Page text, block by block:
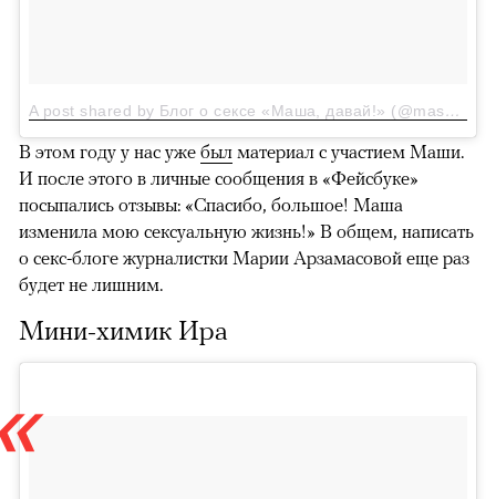
A post shared by Блог о сексе «Маша, давай!» (@masha_davay)
В этом году у нас уже был материал с участием Маши.
И после этого в личные сообщения в «Фейсбуке»
посыпались отзывы: «Спасибо, большое! Маша
изменила мою сексуальную жизнь!» В общем, написать
о секс-блоге журналистки Марии Арзамасовой еще раз
будет не лишним.
Мини-химик Ира